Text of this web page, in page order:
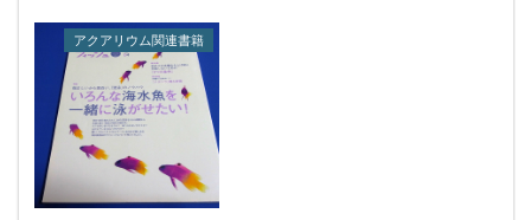
アクアリウム関連書籍